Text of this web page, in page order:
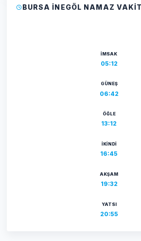
BURSA İNEGÖL NAMAZ
İMSAK
05:12
GÜNEŞ
06:42
ÖĞLE
13:12
İKINDI
16:45
AKŞAM
19:32
YATSI
20:55